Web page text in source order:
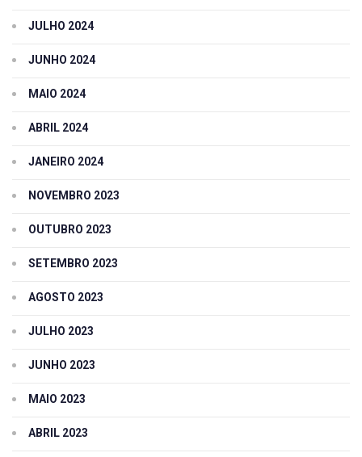
JULHO 2024
JUNHO 2024
MAIO 2024
ABRIL 2024
JANEIRO 2024
NOVEMBRO 2023
OUTUBRO 2023
SETEMBRO 2023
AGOSTO 2023
JULHO 2023
JUNHO 2023
MAIO 2023
ABRIL 2023